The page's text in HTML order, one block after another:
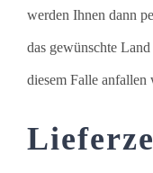
werden Ihnen dann
das gewünschte
diesem Falle anfallen